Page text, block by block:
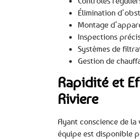
Élimination
Montage
Inspections
Systèmes de
Gestion de
Rapidité et
Riviere
Ayant conscience de la
équipe est disponible